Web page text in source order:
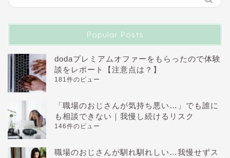
Popular Posts
dodaプレミアムオファーをもらったので体験
談をレポート【注意点は？】
181件のビュー
「職場のおじさんが気持ち悪い…」でも誰に
も相談できない｜我慢し続けるリスク
146件のビュー
職場のおじさんが馴れ馴れしい…我慢せずス